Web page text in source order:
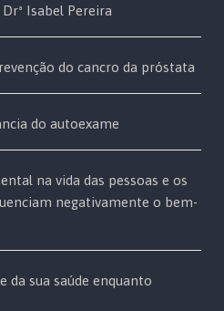
Isabel Pereira
do cancro da próstata
do autoexame
na vida das pessoas e os
negativamente o bem-
da sua saúde enquanto